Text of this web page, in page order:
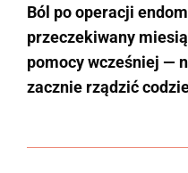
Ból po operacji
przeczekiwany
pomocy wcześniej —
zacznie rządzić